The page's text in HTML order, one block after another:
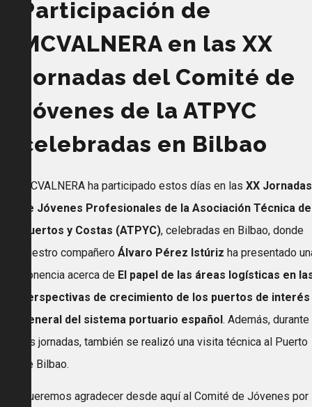
Participación de
MCVALNERA en las XX
Jornadas del Comité de
Jóvenes de la ATPYC
celebradas en Bilbao
MCVALNERA ha participado estos días en las XX Jornadas
de Jóvenes Profesionales de la Asociación Técnica de
Puertos y Costas (ATPYC), celebradas en Bilbao, donde
nuestro compañero Álvaro Pérez Istúriz ha presentado
ponencia acerca de El papel de las áreas logísticas en
perspectivas de crecimiento de los puertos de interés
general del sistema portuario español. Además, durante
las jornadas, también se realizó una visita técnica al Puerto
de Bilbao.
Queremos agradecer desde aquí al Comité de Jóvenes por